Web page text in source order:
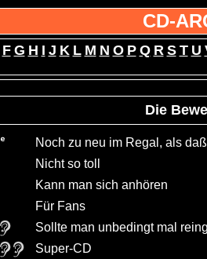
CD-
F G H I J K L M N O P Q R S T U
Die
Noch zu neu im Regal, als
Nicht so toll
Kann man sich anhören
Für Fans
Sollte man unbedingt mal
Super-CD